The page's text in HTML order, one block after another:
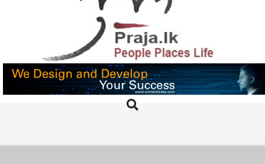
PRAJA.LK
Search